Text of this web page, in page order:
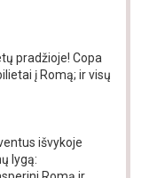
pradžioje! Copa
į Romą; ir visų
išvykoje
lygą: